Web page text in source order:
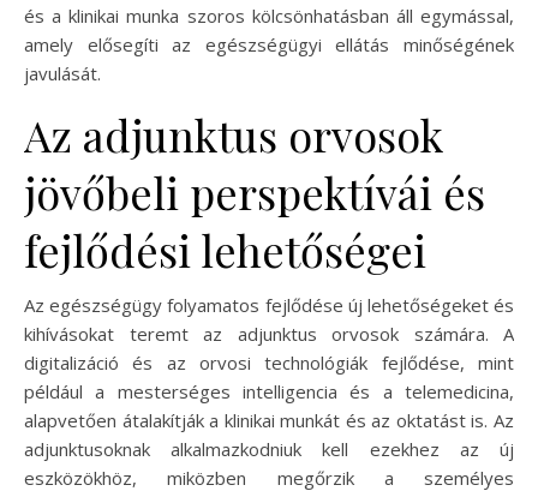
és a klinikai munka szoros kölcsönhatásban áll egymással,
amely elősegíti az egészségügyi ellátás minőségének
javulását.
Az adjunktus orvosok
jövőbeli perspektívái és
fejlődési lehetőségei
Az egészségügy folyamatos fejlődése új lehetőségeket és
kihívásokat teremt az adjunktus orvosok számára. A
digitalizáció és az orvosi technológiák fejlődése, mint
például a mesterséges intelligencia és a telemedicina,
alapvetően átalakítják a klinikai munkát és az oktatást is. Az
adjunktusoknak alkalmazkodniuk kell ezekhez az új
eszközökhöz, miközben megőrzik a személyes